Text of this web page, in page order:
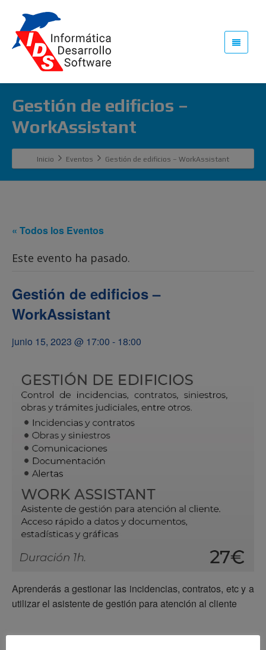
Gestión de edificios –
WorkAssistant
Inicio Eventos Gestión de edificios – WorkAssistant
« Todos los Eventos
Este evento ha pasado.
Gestión de edificios –
WorkAssistant
junio 15, 2023 @ 17:00 - 18:00
Aprenderás a gestionar las incidencias, contratos, etc y a
utilizar el asistente de gestión para atención al cliente